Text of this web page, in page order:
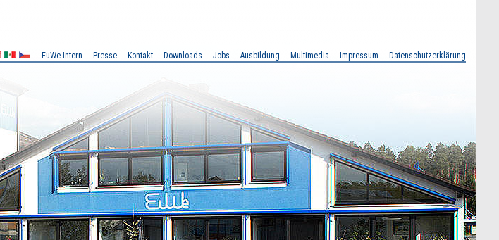
EuWe-Intern Presse Kontakt Downloads Jobs Ausbildung Multimedia Impressum Datenschutzerklärung